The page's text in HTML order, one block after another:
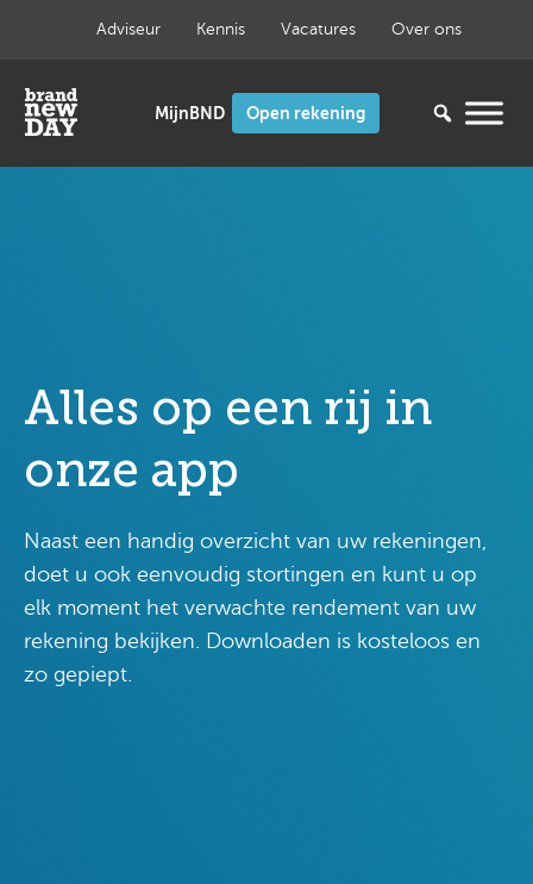
inhoud
Adviseur Kennis Vacatures Over ons
Open rekening
Alles op een rij in
onze app
Naast een handig overzicht van uw rekeningen,
doet u ook eenvoudig stortingen en kunt u op
elk moment het verwachte rendement van uw
rekening bekijken. Downloaden is kosteloos en
zo gepiept.